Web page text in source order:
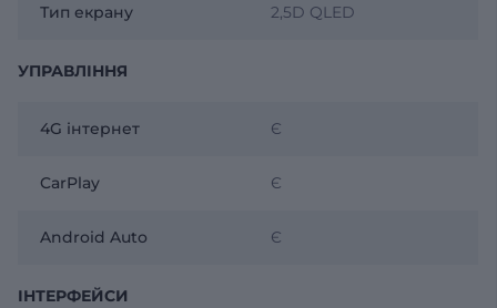
Тип екрану 2,5D QLED
УПРАВЛІННЯ
4G інтернет Є
CarPlay Є
Android Auto Є
ІНТЕРФЕЙСИ